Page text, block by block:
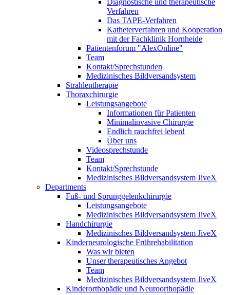
Diagnostische und therapeutische
Verfahren
Das TAPE-Verfahren
Katheterverfahren und Kooperation
mit der Fachklinik Hornheide
Patientenforum "AlexOnline"
Team
Kontakt/Sprechstunden
Medizinisches Bildversandsystem
Strahlentherapie
Thoraxchirurgie
Leistungsangebote
Informationen für Patienten
Minimalinvasive Chirurgie
Endlich rauchfrei leben!
Über uns
Videosprechstunde
Team
Kontakt/Sprechstunde
Medizinisches Bildversandsystem JiveX
Departments
Fuß- und Sprunggelenkchirurgie
Leistungsangebote
Medizinisches Bildversandsystem JiveX
Handchirurgie
Medizinisches Bildversandsystem JiveX
Kinderneurologische Frührehabilitation
Was wir bieten
Unser therapeutisches Angebot
Team
Medizinisches Bildversandsystem JiveX
Kinderorthopädie und Neuroorthopädie